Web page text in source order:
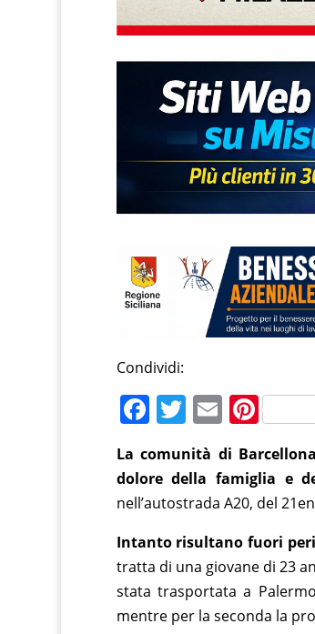
Condividi:
F
c
e
o
o
k
T
w
itt
er
E
m
ai
l
Pi
nt
er
e
st
La comunità di
dolore della famiglia e
nell’autostrada A20, del
Intanto risultano fuori
tratta di una giovane di 23
stata trasportata a
mentre per la seconda la